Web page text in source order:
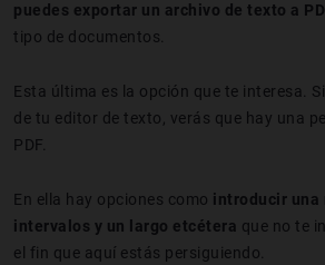
puedes exportar un archivo de texto a
tipo de documentos.
Esta última es la opción que te interesa.
de tu editor de texto, verás que hay una
PDF.
En ella hay opciones como introducir una
intervalos y un largo etcétera que no te
el fin que aquí estás persiguiendo.